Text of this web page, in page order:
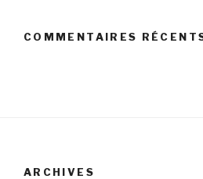
COMMENTAIRES
ARCHIVES